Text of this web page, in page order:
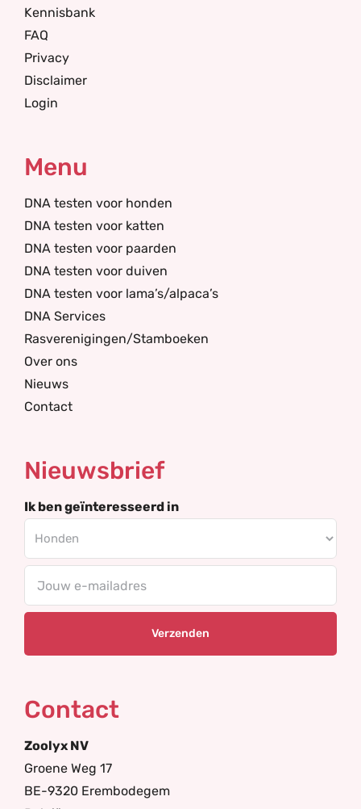
Kennisbank
FAQ
Privacy
Disclaimer
Login
Menu
DNA testen voor honden
DNA testen voor katten
DNA testen voor paarden
DNA testen voor duiven
DNA testen voor lama’s/alpaca’s
DNA Services
Rasverenigingen/Stamboeken
Over ons
Nieuws
Contact
Nieuwsbrief
Ik ben geïnteresseerd in
Contact
Zoolyx NV
Groene Weg 17
BE-9320 Erembodegem